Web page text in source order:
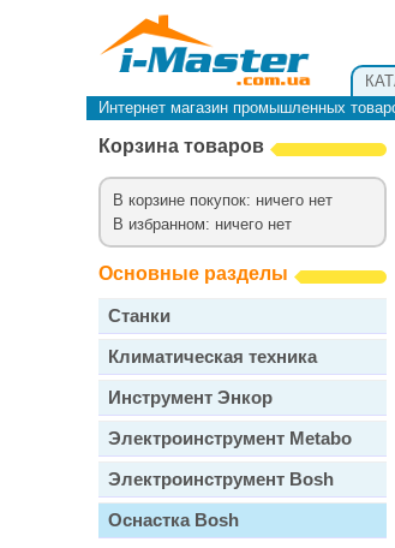
Интернет магазин промышленных
Корзина товаров
В корзине покупок: ничего нет
В избранном: ничего нет
Основные разделы
Станки
Климатическая техника
Инструмент Энкор
Электроинструмент Metabo
Электроинструмент Bosh
Оснастка Bosh